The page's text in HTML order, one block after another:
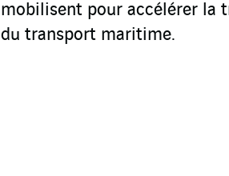
mobilisent pour accélérer la
du transport maritime.